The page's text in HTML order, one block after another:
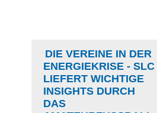
DIE VEREINE IN DER
ENERGIEKRISE - SLC
LIEFERT WICHTIGE
INSIGHTS DURCH
DAS